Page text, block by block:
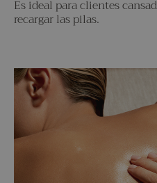
Es ideal para clientes
recargar las pilas.